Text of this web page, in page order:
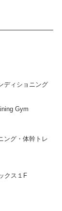
ディショニング
Gym
ング・体幹トレ
クス１F